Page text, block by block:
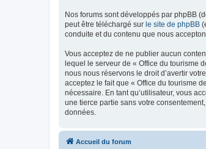
Nos forums sont développés par phpBB
peut être téléchargé sur le site de phpBB
conduite et du contenu que nous
Vous acceptez de ne publier aucun
lequel le serveur de « Office du tourisme
nous nous réservons le droit d’avertir
acceptez le fait que « Office du tourisme
nécessaire. En tant qu’utilisateur, vous
une tierce partie sans votre
données.
Accueil du forum